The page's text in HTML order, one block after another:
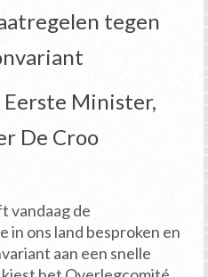
tegen
Minister,
De Croo
vandaag de
in ons land besproken en
aan een snelle